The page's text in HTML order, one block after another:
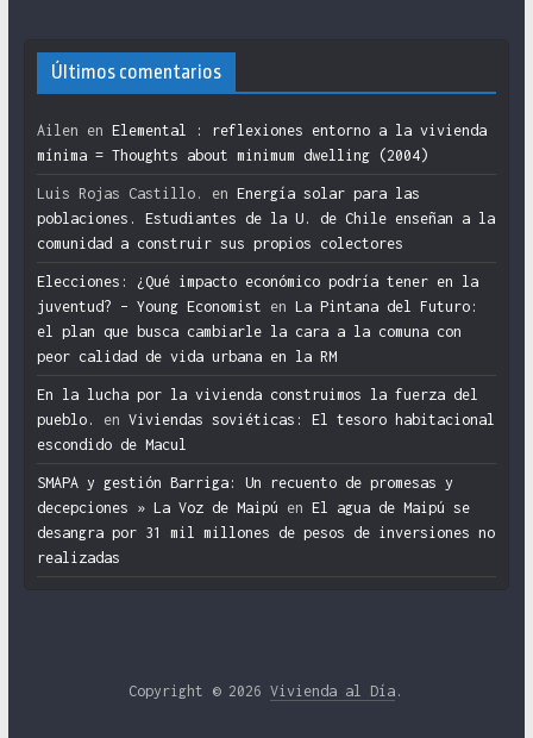
Últimos comentarios
Ailen en Elemental : reflexiones entorno a la vivienda
mínima = Thoughts about minimum dwelling (2004)
Luis Rojas Castillo. en Energía solar para las
poblaciones. Estudiantes de la U. de Chile enseñan a la
comunidad a construir sus propios colectores
Elecciones: ¿Qué impacto económico podría tener en la
juventud? – Young Economist en La Pintana del Futuro:
el plan que busca cambiarle la cara a la comuna con
peor calidad de vida urbana en la RM
En la lucha por la vivienda construimos la fuerza del
pueblo.
en Viviendas soviéticas: El tesoro habitacional
escondido de Macul
SMAPA y gestión Barriga: Un recuento de promesas y
decepciones » La Voz de Maipú en El agua de Maipú se
desangra por 31 mil millones de pesos de inversiones no
realizadas
Copyright © 2026Vivienda al Día .